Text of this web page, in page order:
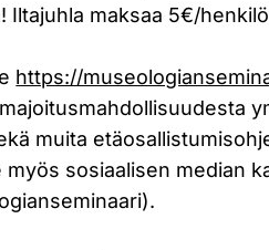
Iltajuhla maksaa 5€/
https://
muita
sosiaalisen median